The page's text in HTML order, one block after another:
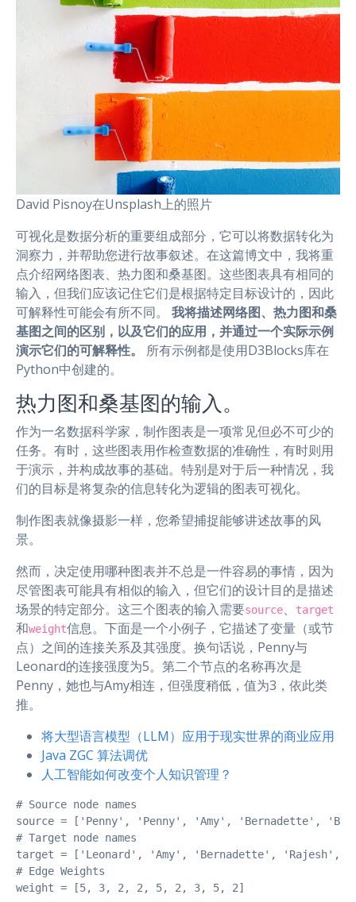
David Pisnoy在Unsplash上的照片
可视化是数据分析的重要组成部分，它可以将数据转化为
洞察力，并帮助您进行故事叙述。在这篇博文中，我将重
点介绍网络图表、热力图和桑基图。这些图表具有相同的
输入，但我们应该记住它们是根据特定目标设计的，因此
可解释性可能会有所不同。 我将描述网络图、热力图和桑
基图之间的区别，以及它们的应用，并通过一个实际示例
演示它们的可解释性。
所有示例都是使用D3Blocks库在
Python中创建的。
热力图和桑基图的输入。
作为一名数据科学家，制作图表是一项常见但必不可少的
任务。有时，这些图表用作检查数据的准确性，有时则用
于演示，并构成故事的基础。特别是对于后一种情况，我
们的目标是将复杂的信息转化为逻辑的图表可视化。
制作图表就像摄影一样，您希望捕捉能够讲述故事的风
景。
然而，决定使用哪种图表并不总是一件容易的事情，因为
尽管图表可能具有相似的输入，但它们的设计目的是描述
场景的特定部分。这三个图表的输入需要source、 target
和weight信息。下面是一个小例子，它描述了变量（或节
点）之间的连接关系及其强度。换句话说，Penny与
Leonard的连接强度为5。第二个节点的名称再次是
Penny，她也与Amy相连，但强度稍低，值为3，依此类
推。
将大型语言模型（LLM）应用于现实世界的商业应用
Java ZGC 算法调优
人工智能如何改变个人知识管理？
# Source node names
source = ['Penny', 'Penny', 'Amy', 'Bernadette',
# Target node names
target = ['Leonard', 'Amy', 'Bernadette', 'Rajesh',
# Edge Weights
weight = [5, 3, 2, 2, 5, 2, 3, 5, 2]